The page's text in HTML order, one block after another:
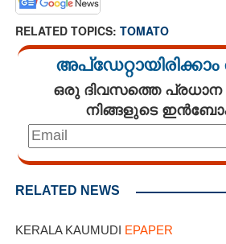
RELATED TOPICS: TOMATO
ഒരു ദിവസത്തെ
നിങ്ങളുടെ
RELATED NEWS
KERALA KAUMUDI EPAPER